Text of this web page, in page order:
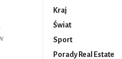
Kraj
Świat
Sport
Porady Real Estate